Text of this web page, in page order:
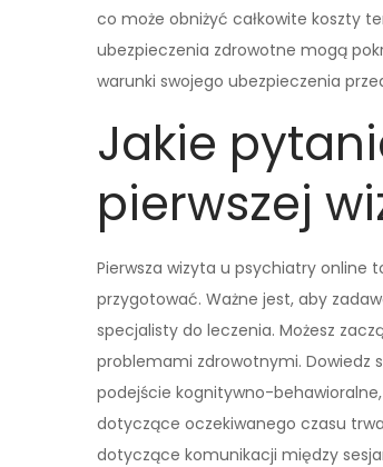
co może obniżyć całkowite koszty
ubezpieczenia zdrowotne mogą
warunki swojego ubezpieczenia
Jakie
pierwszej
Pierwsza wizyta u psychiatry
przygotować. Ważne jest, aby
specjalisty do leczenia. Możesz
problemami zdrowotnymi. Dowiedz
podejście kognitywno-
dotyczące oczekiwanego czasu
dotyczące komunikacji między